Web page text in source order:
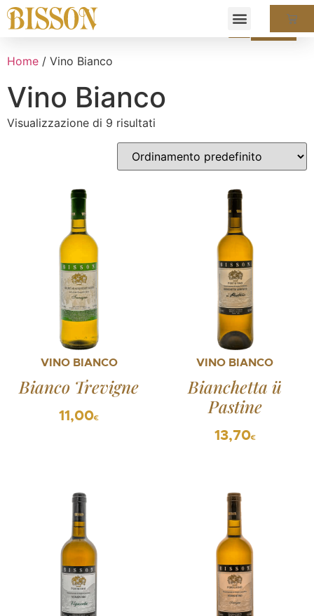
Home / Vino Bianco
Vino Bianco
Visualizzazione di 9 risultati
VINO BIANCO
Bianco Trevigne
11,00€
VINO BIANCO
Bianchetta ü
Pastine
13,70€